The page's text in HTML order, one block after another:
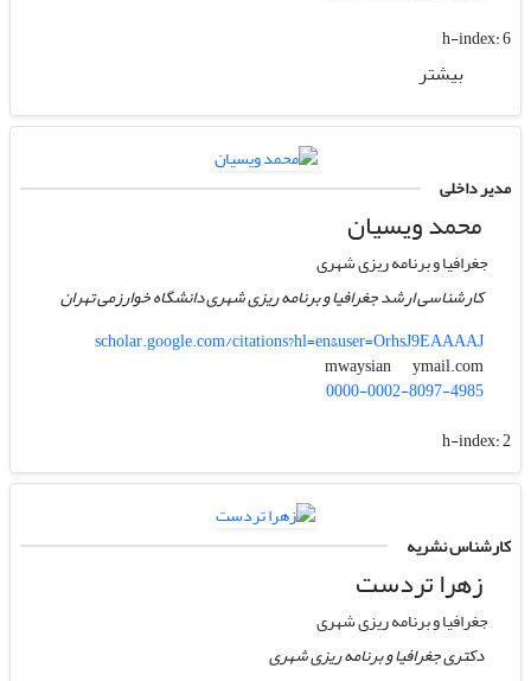
h-index:6
بیشتر
مدیر داخلی
محمد ویسیان
جغرافیا و برنامه ریزی شهری
کارشناسی ارشد جغرافیا و برنامه ریزی شهری دانشگاه خوارزمی تهران
scholar.google.com/citations?hl=en&user=OrhsJ9EAAAAJ
mwaysian
ymail.com
0000-0002-8097-4985
h-index:2
کارشناس نشریه
زهرا تردست
جغرافیا و برنامه ریزی شهری
دکتری جغرافیا و برنامه ریزی شهری